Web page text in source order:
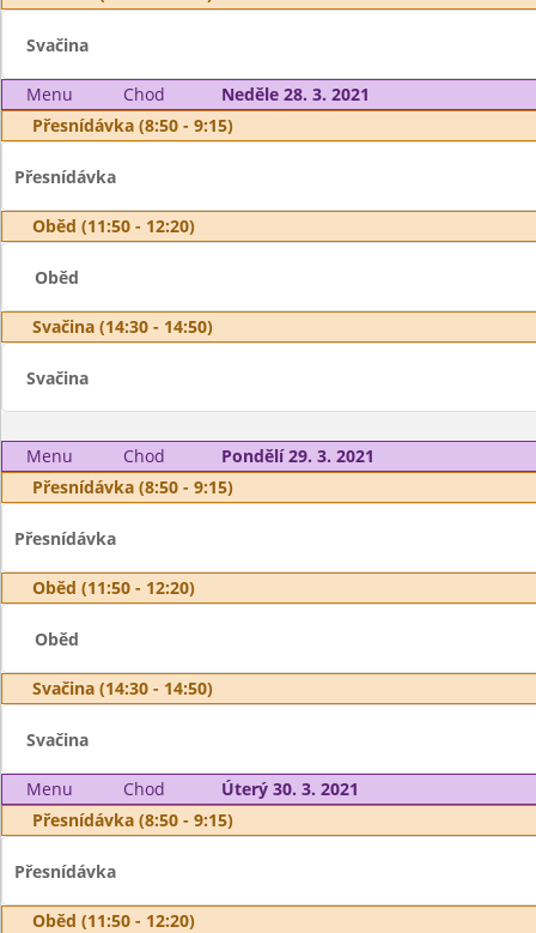
Svačina
Menu Chod
Neděle 28. 3. 2021
Přesnídávka (8:50 - 9:15)
Přesnídávka
Oběd (11:50 - 12:20)
Oběd
Svačina (14:30 - 14:50)
Svačina
Menu Chod
Pondělí 29. 3. 2021
Přesnídávka (8:50 - 9:15)
Přesnídávka
Oběd (11:50 - 12:20)
Oběd
Svačina (14:30 - 14:50)
Svačina
Menu Chod
Úterý 30. 3. 2021
Přesnídávka (8:50 - 9:15)
Přesnídávka
Oběd (11:50 - 12:20)